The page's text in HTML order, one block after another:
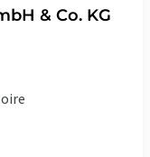
& Co. KG